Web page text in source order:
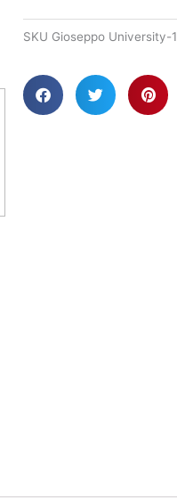
SKU Gioseppo University-1